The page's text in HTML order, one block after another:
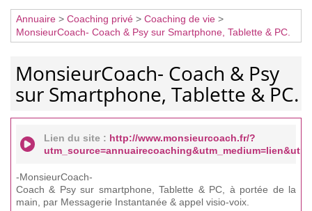
Annuaire > Coaching privé > Coaching de vie >
MonsieurCoach- Coach & Psy sur Smartphone, Tablette & PC.
MonsieurCoach- Coach & Psy
sur Smartphone, Tablette & PC.
Lien du site : http://www.monsieurcoach.fr/?
-MonsieurCoach-
Coach & Psy sur smartphone, Tablette & PC, à portée de la
main, par Messagerie Instantanée & appel visio-voix.